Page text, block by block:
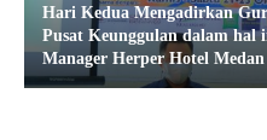
Hari Kedua Mengadirkan
Pusat Keunggulan dalam hal
Manager Herper Hotel Medan